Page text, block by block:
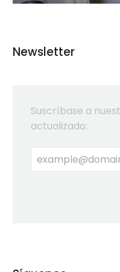
Newsletter
Suscríbase a
actualizado: